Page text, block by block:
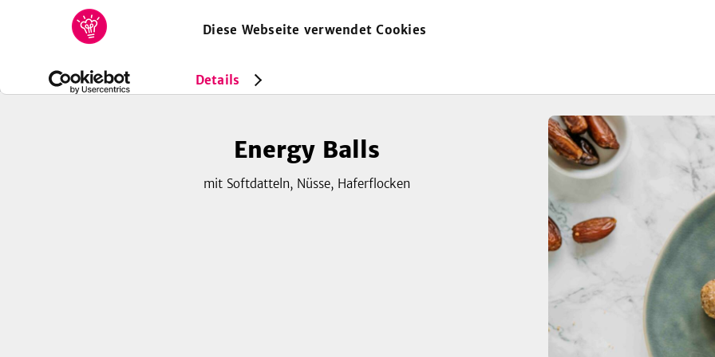
Diese Webseite verwendet Cookies
Details
REZEPTE SAMMLUNGEN MAGAZIN
Rezepte Vegan Energy Balls
Energy Balls
mit Softdatteln, Nüsse, Haferflocken